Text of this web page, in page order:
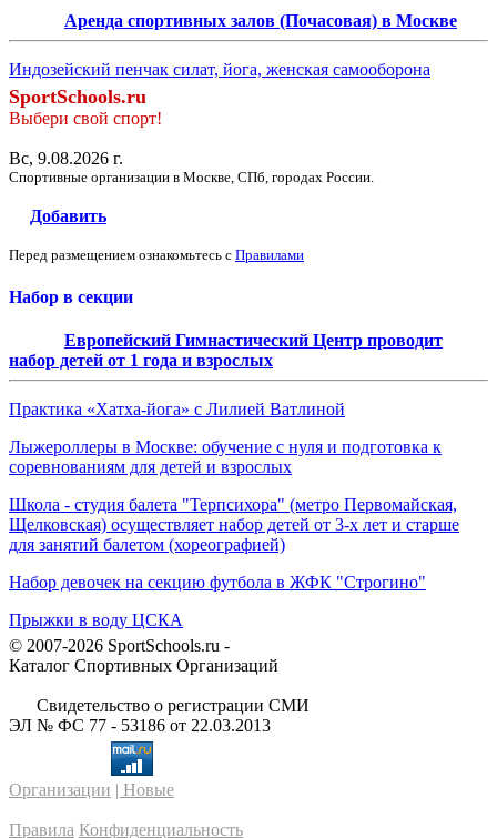
Аренда спортивных залов (Почасовая) в Москве
Индозейский пенчак силат, йога, женская самооборона
SportSchools.ru
Выбери свой спорт!
Вс, 9.08.2026 г.
Спортивные организации в Москве, СПб, городах России.
Добавить
Перед размещением ознакомьтесь с Правилами
Набор в секции
Европейский Гимнастический Центр проводит
набор детей от 1 года и взрослых
Практика «Хатха-йога» с Лилией Ватлиной
Лыжероллеры в Москве: обучение с нуля и подготовка к
соревнованиям для детей и взрослых
Школа - студия балета "Терпсихора" (метро Первомайская,
Щелковская) осуществляет набор детей от 3-х лет и старше
для занятий балетом (хореографией)
Набор девочек на секцию футбола в ЖФК "Строгино"
Прыжки в воду ЦСКА
© 2007-2026 SportSchools.ru -
Каталог Спортивных Организаций
Свидетельство о регистрации СМИ
ЭЛ № ФС 77 - 53186 от 22.03.2013
Организации | Новые
Правила Конфиденциальность